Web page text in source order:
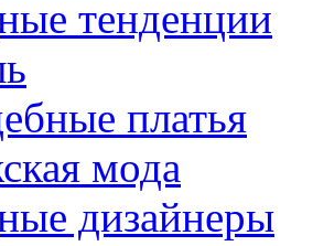
тенденции
платья
мода
дизайнеры